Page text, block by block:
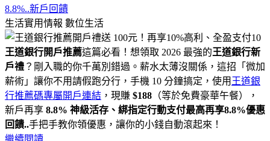
8.8%..新戶回饋
生活實用情報 數位生活
王道銀行開戶推薦這篇必看！想領取 2026 最強的王道銀行新
戶禮 ？剛入職的你千萬別錯過。薪水太薄沒關係，這招「微加
薪術」讓你不用請假跑分行，手機 10 分鐘搞定，使用 王道銀
行推薦碼專屬開戶連結 ，現賺 $188 （等於免費豪華午餐），
新戶再享 8.8% 神級活存、綁指定行動支付最高再享8.8%優惠
回饋..手把手教你領優惠，讓你的小錢自動滾起來！
繼續閱讀